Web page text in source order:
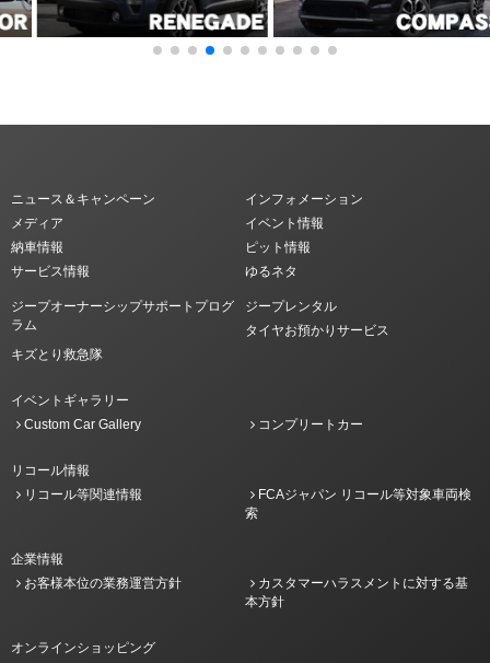
ニュース＆キャンペーン
インフォメーション
メディア
イベント情報
納車情報
ピット情報
サービス情報
ゆるネタ
ジープオーナーシップサポートプログ
ラム
ジープレンタル
タイヤお預かりサービス
キズとり救急隊
イベントギャラリー
Custom Car Gallery
コンプリートカー
リコール情報
リコール等関連情報
FCAジャパン リコール等対象車両検
索
企業情報
お客様本位の業務運営方針
カスタマーハラスメントに対する基
本方針
オンラインショッピング